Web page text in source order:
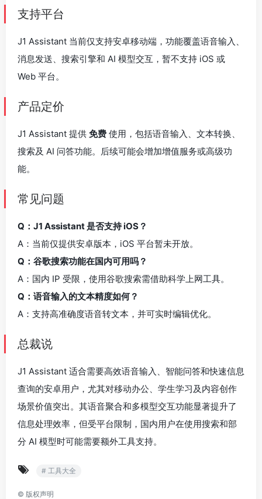
支持平台
J1 Assistant 当前仅支持安卓移动端，功能覆盖语音输入、
消息发送、搜索引擎和 AI 模型交互，暂不支持 iOS 或
Web 平台。
产品定价
J1 Assistant 提供 免费 使用，包括语音输入、文本转换、
搜索及 AI 问答功能。后续可能会增加增值服务或高级功
能。
常见问题
Q：J1 Assistant 是否支持 iOS？
A：当前仅提供安卓版本，iOS 平台暂未开放。
Q：谷歌搜索功能在国内可用吗？
A：国内 IP 受限，使用谷歌搜索需借助科学上网工具。
Q：语音输入的文本精度如何？
A：支持高准确度语音转文本，并可实时编辑优化。
总裁说
J1 Assistant 适合需要高效语音输入、智能问答和快速信息
查询的安卓用户，尤其对移动办公、学生学习及内容创作
场景价值突出。其语音聚合和多模型交互功能显著提升了
信息处理效率，但受平台限制，国内用户在使用搜索和部
分 AI 模型时可能需要额外工具支持。
# 工具大全
© 版权声明